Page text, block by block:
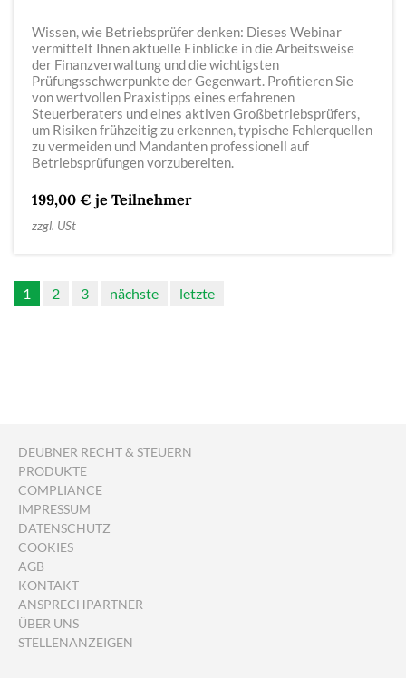
Wissen, wie Betriebsprüfer denken: Dieses Webinar
vermittelt Ihnen aktuelle Einblicke in die Arbeitsweise
der Finanzverwaltung und die wichtigsten
Prüfungsschwerpunkte der Gegenwart. Profitieren Sie
von wertvollen Praxistipps eines erfahrenen
Steuerberaters und eines aktiven Großbetriebsprüfers,
um Risiken frühzeitig zu erkennen, typische Fehlerquellen
zu vermeiden und Mandanten professionell auf
Betriebsprüfungen vorzubereiten.
199,00 € je Teilnehmer
zzgl. USt
1 2 3 nächste letzte
DEUBNER RECHT & STEUERN
PRODUKTE
COMPLIANCE
IMPRESSUM
DATENSCHUTZ
COOKIES
AGB
KONTAKT
ANSPRECHPARTNER
ÜBER UNS
STELLENANZEIGEN